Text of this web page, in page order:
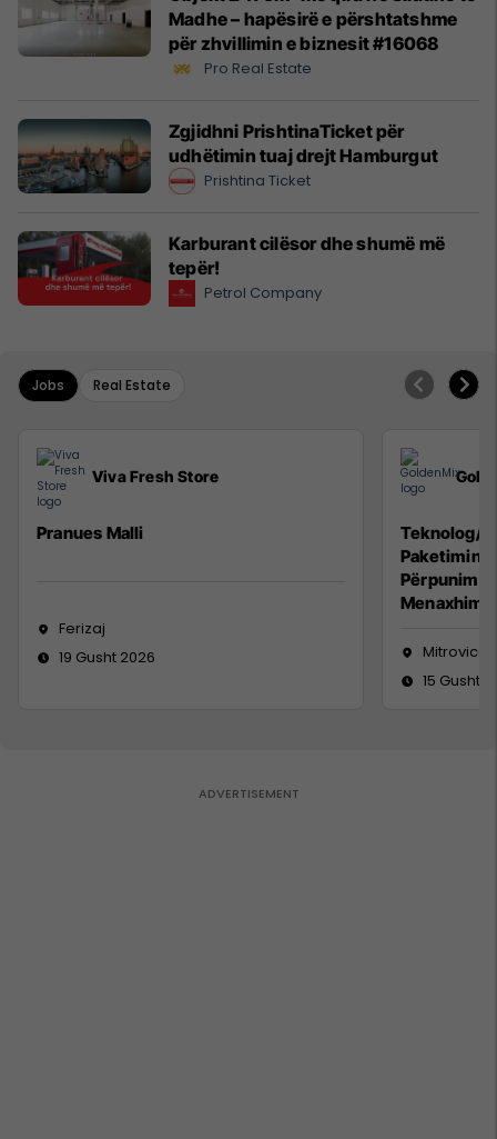
Madhe – hapësirë e përshtatshme
për zhvillimin e biznesit #16068
Pro Real Estate
Zgjidhni PrishtinaTicket për
udhëtimin tuaj drejt Hamburgut
Prishtina Ticket
Karburant cilësor dhe shumë më
tepër!
Petrol Company
Jobs Real Estate
Viva Fresh Store
Pranues Malli
Ferizaj
19 Gusht 2026
Teknolog/e
Paketimin
Mitrovicë
15 Gusht